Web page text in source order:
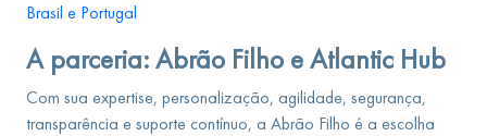
Brasil e Portugal
A parceria: Abrão Filho e Atlantic Hub
Com sua expertise, personalização, agilidade, segurança,
transparência e suporte contínuo, a Abrão Filho é a escolha